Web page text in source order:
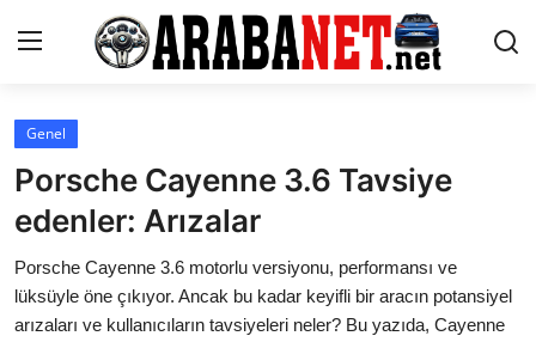
Giriş yapmak
Anasayfa
Araba Markaları
Genel
Porsche Cayenne 3.6 Tavsiye
edenler: Arızalar
Porsche Cayenne 3.6 motorlu versiyonu, performansı ve
lüksüyle öne çıkıyor. Ancak bu kadar keyifli bir aracın potansiyel
arızaları ve kullanıcıların tavsiyeleri neler? Bu yazıda, Cayenne